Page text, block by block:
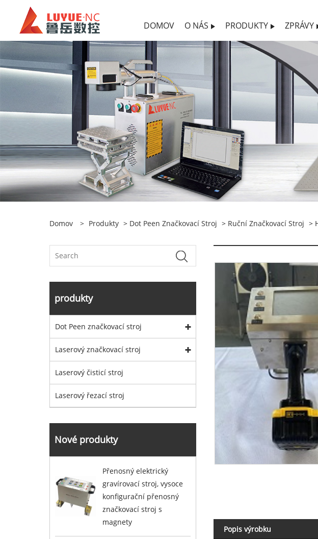
DOMOV O NÁS PRODUKTY ZPRÁVY
Domov > Produkty > Dot Peen Značkovací Stroj > Ruční Značkovací Stroj >
produkty
Dot Peen značkovací stroj
Laserový značkovací stroj
Laserový čisticí stroj
Laserový řezací stroj
Nové produkty
Přenosný elektrický
gravírovací stroj, vysoce
konfigurační přenosný
značkovací stroj s
magnety
Popis výrobku